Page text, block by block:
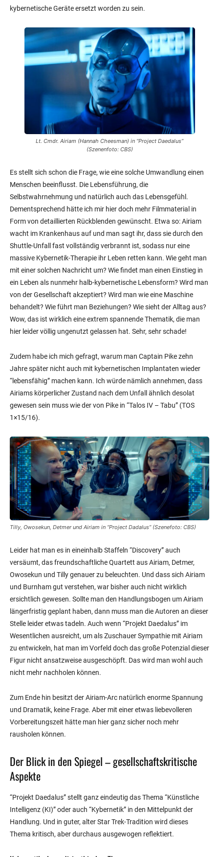
kybernetische Geräte ersetzt worden zu sein.
Lt. Cmdr. Airiam (Hannah Cheesman) in “Project Daedalus”
(Szenenfoto: CBS)
Es stellt sich schon die Frage, wie eine solche Umwandlung einen
Menschen beeinflusst. Die Lebensführung, die
Selbstwahrnehmung und natürlich auch das Lebensgefühl.
Dementsprechend hätte ich mir hier doch mehr Filmmaterial in
Form von detaillierten Rückblenden gewünscht. Etwa so: Airiam
wacht im Krankenhaus auf und man sagt ihr, dass sie durch den
Shuttle-Unfall fast vollständig verbrannt ist, sodass nur eine
massive Kybernetik-Therapie ihr Leben retten kann. Wie geht man
mit einer solchen Nachricht um? Wie findet man einen Einstieg in
ein Leben als nunmehr halb-kybernetische Lebensform? Wird man
von der Gesellschaft akzeptiert? Wird man wie eine Maschine
behandelt? Wie führt man Beziehungen? Wie sieht der Alltag aus?
Wow, das ist wirklich eine extrem spannende Thematik, die man
hier leider völlig ungenutzt gelassen hat. Sehr, sehr schade!
Zudem habe ich mich gefragt, warum man Captain Pike zehn
Jahre später nicht auch mit kybernetischen Implantaten wieder
“lebensfähig” machen kann. Ich würde nämlich annehmen, dass
Airiams körperlicher Zustand nach dem Unfall ähnlich desolat
gewesen sein muss wie der von Pike in “Talos IV – Tabu” (TOS
1×15/16).
Tilly, Owosekun, Detmer und Airiam in “Project Dadalus” (Szenefoto: CBS)
Leider hat man es in eineinhalb Staffeln “Discovery” auch
versäumt, das freundschaftliche Quartett aus Airiam, Detmer,
Owosekun und Tilly genauer zu beleuchten. Und dass sich Airiam
und Burnham gut verstehen, war bisher auch nicht wirklich
ersichtlich gewesen. Sollte man den Handlungsbogen um Airiam
längerfristig geplant haben, dann muss man die Autoren an dieser
Stelle leider etwas tadeln. Auch wenn “Projekt Daedalus” im
Wesentlichen ausreicht, um als Zuschauer Sympathie mit Airiam
zu entwickeln, hat man im Vorfeld doch das große Potenzial dieser
Figur nicht ansatzweise ausgeschöpft. Das wird man wohl auch
nicht mehr nachholen können.
Zum Ende hin besitzt der Airiam-Arc natürlich enorme Spannung
und Dramatik, keine Frage. Aber mit einer etwas liebevolleren
Vorbereitungszeit hätte man hier ganz sicher noch mehr
rausholen können.
Der Blick in den Spiegel – gesellschaftskritische
Aspekte
“Projekt Daedalus” stellt ganz eindeutig das Thema “Künstliche
Intelligenz (KI)” oder auch “Kybernetik” in den Mittelpunkt der
Handlung. Und in guter, alter Star Trek-Tradition wird dieses
Thema kritisch, aber durchaus ausgewogen reflektiert.